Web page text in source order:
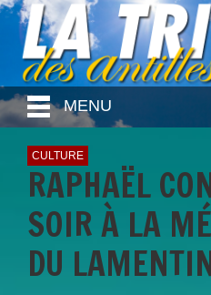
MENU
CULTURE
RAPHAËL
SOIR À LA
DU